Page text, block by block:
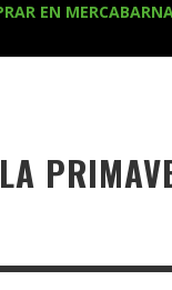
EN MERCABARNA